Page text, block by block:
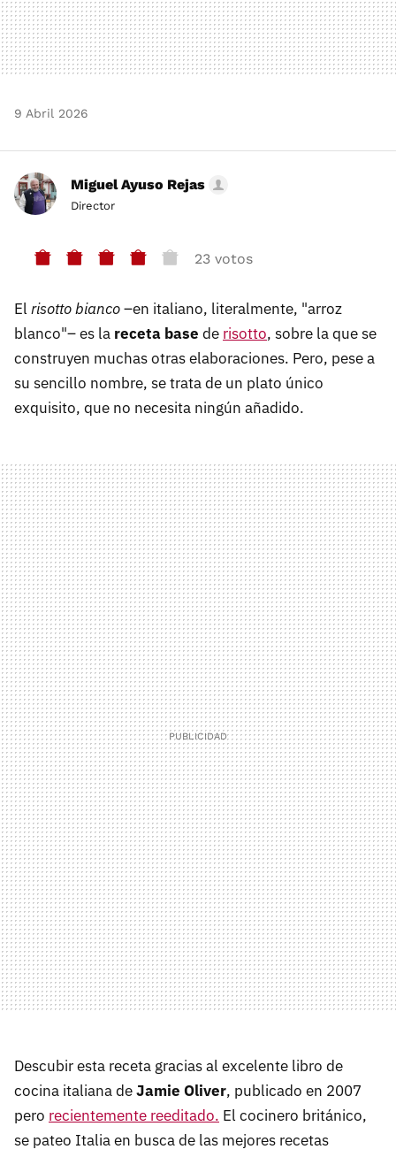
9 Abril 2026
Miguel Ayuso Rejas
Director
23 votos
El risotto bianco–en italiano, literalmente, "arroz
blanco"– es la receta base de risotto, sobre la que se
construyen muchas otras elaboraciones. Pero, pese a
su sencillo nombre, se trata de un plato único
exquisito, que no necesita ningún añadido.
Descubir esta receta gracias al excelente libro de
cocina italiana deJamie Oliver, publicado en 2007
pero recientemente reeditado. El cocinero británico,
se pateo Italia en busca de las mejores recetas